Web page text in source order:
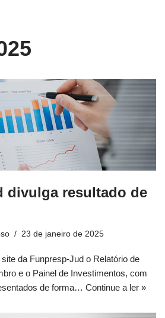
divulga resultado de
23 de janeiro de 2025
da Funpresp-Jud o Relatório de
e o Painel de Investimentos, com
de forma… Continue a ler »